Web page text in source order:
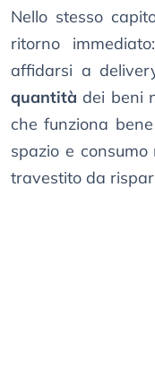
Nello stesso
ritorno
affidarsi a
quantità dei beni
che funziona
spazio e
travestito da